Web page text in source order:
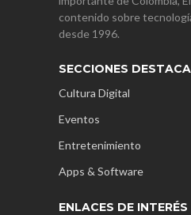
contenido sobre
desde 1996.
SECCIONES
Cultura Digital
Eventos
Entretenimiento
Apps & Software
ENLACES DE INTERÉS